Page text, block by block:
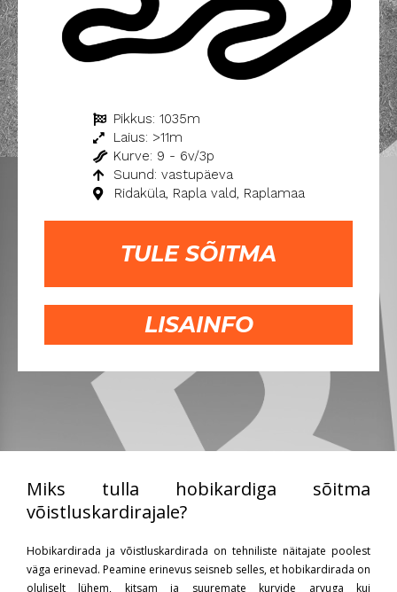
Pikkus: 1035m
Laius: >11m
Kurve: 9 - 6v/3p
Suund: vastupäeva
Ridaküla, Rapla vald, Raplamaa
TULE SÕITMA
LISAINFO
Miks tulla hobikardiga sõitma
võistluskardirajale?
Hobikardirada ja võistluskardirada on tehniliste näitajate poolest
väga erinevad. Peamine erinevus seisneb selles, et hobikardirada on
oluliselt lühem, kitsam ja suuremate kurvide arvuga kui